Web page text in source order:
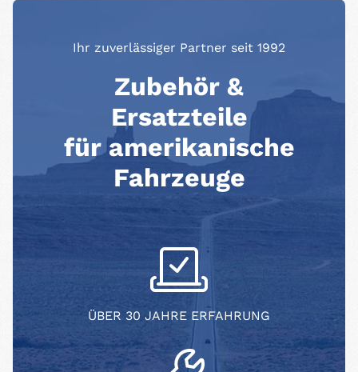
Ihr zuverlässiger Partner seit 1992
Zubehör &
Ersatzteile
für amerikanische
Fahrzeuge
ÜBER 30 JAHRE ERFAHRUNG